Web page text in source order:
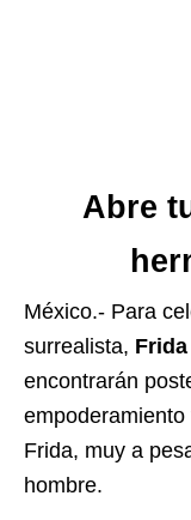
Abre
México.- Para
surrealista,
encontrarán
Frida, muy a
hombre.